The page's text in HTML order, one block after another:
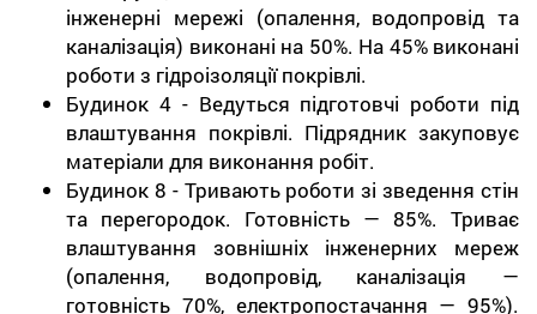
інженерні мережі (опалення, водопровід та
каналізація) виконані на 50%. На 45% виконані
роботи з гідроізоляції покрівлі.
Будинок 4 - Ведуться підготовчі роботи під
влаштування покрівлі. Підрядник закуповує
матеріали для виконання робіт.
Будинок 8 - Тривають роботи зі зведення стін
та перегородок. Готовність — 85%. Триває
влаштування зовнішніх інженерних мереж
(опалення, водопровід, каналізація —
готовність 70%, електропостачання — 95%).